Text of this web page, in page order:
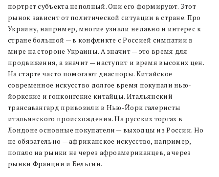
портрет субъекта неполный. Они его формируют. Этот
рынок зависит от политической ситуации в стране. Про
Украину, например, многие узнали недавно и интерес к
стране большой — в конфликте с Россией симпатии в
мире на стороне Украины. А значит — это время для
продвижения, а значит — наступит и время высоких цен.
На старте часто помогают диаспоры. Китайское
современное искусство долгое время покупали нью-
йоркские и гонконгские китайцы. Итальянский
трансавангард привозили в Нью-Йорк галеристы
итальянского происхождения. На русских торгах в
Лондоне основные покупатели — выходцы из России. Но
не обязательно — африканское искусство, например,
попало на рынки не через афроамериканцев, а через
рынки Франции и Бельгии.